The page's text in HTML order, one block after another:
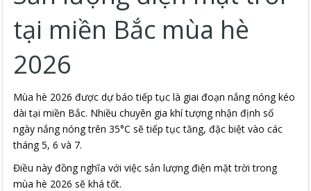
tại miền Bắc mùa hè
2026
Mùa hè 2026 được dự báo tiếp tục là giai đoạn nắng nóng kéo
dài tại miền Bắc. Nhiều chuyên gia khí tượng nhận định số
ngày nắng nóng trên 35°C sẽ tiếp tục tăng, đặc biệt vào các
tháng 5, 6 và 7.
Điều này đồng nghĩa với việc sản lượng điện mặt trời trong
mùa hè 2026 sẽ khá tốt.